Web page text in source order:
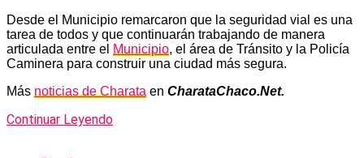
Desde el Municipio remarcaron que la seguridad vial es una
tarea de todos y que continuarán trabajando de manera
articulada entre el Municipio, el área de Tránsito y la Policía
Caminera para construir una ciudad más segura.
Más noticias de Charata en CharataChaco.Net.
Continuar Leyendo